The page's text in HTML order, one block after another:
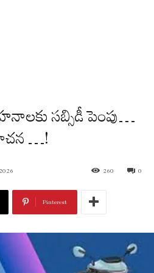
సబ్సిడీ పెంపు…
…!
0
260
Pinterest